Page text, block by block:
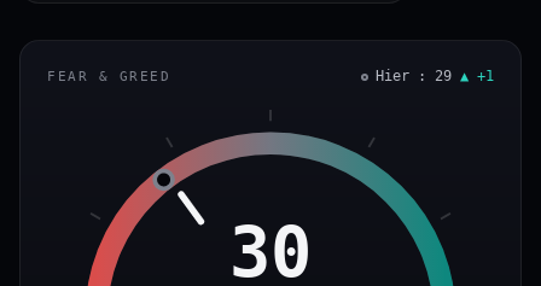
FEAR & GREED Hier : 29 ▲ +1
30